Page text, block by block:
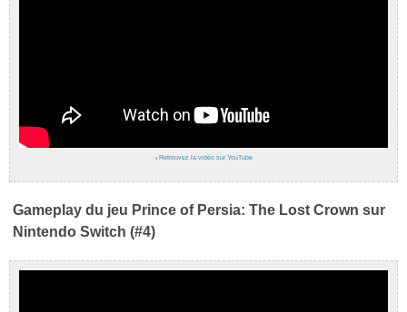
› Retrouvez la vidéo sur YouTube
Gameplay du jeu Prince of Persia: The Lost Crown sur
Nintendo Switch (#4)